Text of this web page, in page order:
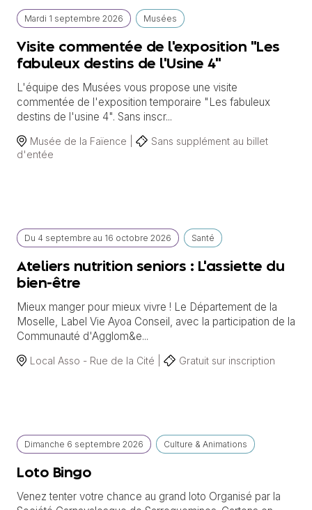
Mardi 1 septembre 2026 Musées
Visite commentée de l'exposition "Les
fabuleux destins de l'Usine 4"
L'équipe des Musées vous propose une visite
commentée de l'exposition temporaire "Les fabuleux
destins de l'usine 4". Sans inscr...
Musée de la Faïence |
Sans supplément au billet
d'entée
Du 4 septembre au 16 octobre 2026 Santé
Ateliers nutrition seniors : L'assiette du
bien-être
Mieux manger pour mieux vivre ! Le Département de la
Moselle, Label Vie Ayoa Conseil, avec la participation de la
Communauté d'Agglom&e...
Local Asso - Rue de la Cité | Gratuit sur inscription
Dimanche 6 septembre 2026 Culture & Animations
Loto Bingo
Venez tenter votre chance au grand loto Organisé par la